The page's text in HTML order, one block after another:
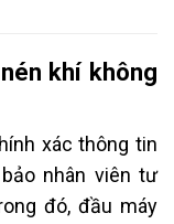
khí không
xác thông tin
nhân viên tư
đó, đầu máy